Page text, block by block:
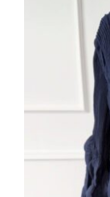
3ü 1